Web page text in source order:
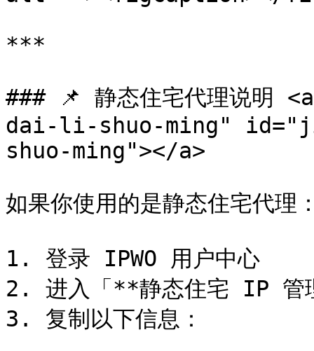
***
### 📌 静态住宅代理说
dai-li-shuo-ming"
shuo-ming"></a>
如果你使用的是静态住宅代理
1. 登录 IPWO 用户中心
2. 进入「**静态住宅 IP 管
3. 复制以下信息：